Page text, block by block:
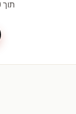
תוך 7-10 ימי עסקים בסך הכל.